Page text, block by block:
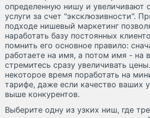
определенную нишу и увеличивают
услуги за счет "эксклюзивности".
подходе нишевый маркетинг
наработать базу постоянных
помнить его основное правило:
работаете на имя, а потом имя - на
стремитесь сразу увеличивать
некоторое время поработать на
тарифе, даже если качество ваших
выше конкурентов.
Выберите одну из узких ниш, где